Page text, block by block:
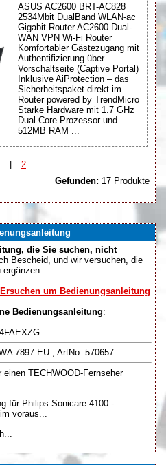
ASUS AC2600 BRT-AC828
2534Mbit DualBand WLAN-ac
Gigabit Router AC2600 Dual-
WAN VPN Wi-Fi Router
Komfortabler Gästezugang mit
Authentifizierung über
Vorschaltseite (Captive Portal)
Inklusive AiProtection – das
Sicherheitspaket direkt im
Router powered by TrendMicro
Starke Hardware mit 1.7 GHz
Dual-Core Prozessor und
512MB RAM ...
|
2
Gefunden: 17 Produkte
die Sie suchen, nicht
Bescheid, und wir versuchen, die
ergänzen:
um Bedienungsanleitung
Bedienungsanleitung:
7897 EU , ArtNo. 570657...
TECHWOOD-Fernseher
für Philips Sonicare 4100 -
voraus...